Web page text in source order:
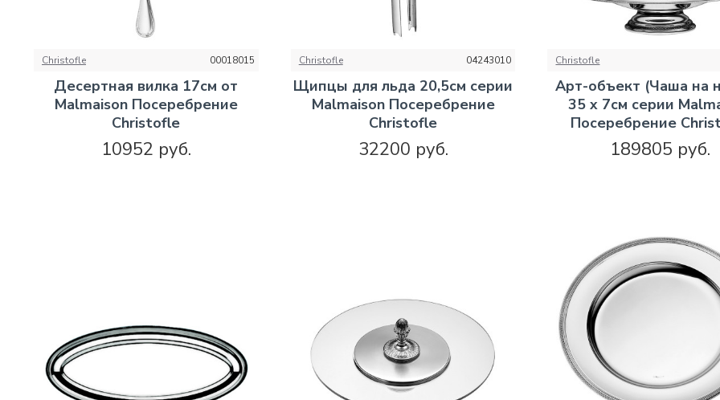
Christofle 00018015
Десертная вилка 17см от
Malmaison Посеребрение
Christofle
10952 руб.
Christofle 04243010
Щипцы для льда 20,5см серии
Malmaison Посеребрение
Christofle
32200 руб.
Christofle
Арт-объект (Чаша на
35 x 7см серии
Посеребрение
189805 руб.